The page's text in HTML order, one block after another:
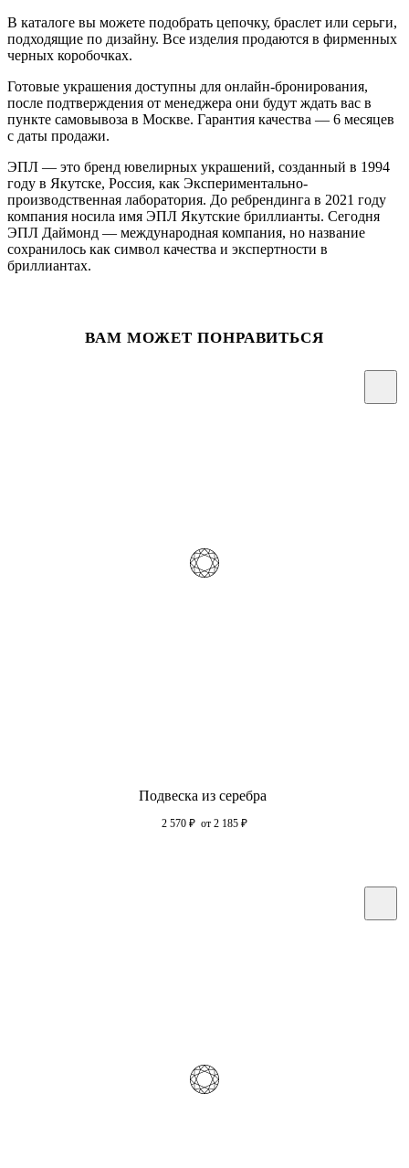
В каталоге вы можете подобрать цепочку, браслет или серьги,
подходящие по дизайну. Все изделия продаются в фирменных
черных коробочках.
Готовые украшения доступны для онлайн-бронирования,
после подтверждения от менеджера они будут ждать вас в
пункте самовывоза в Москве. Гарантия качества — 6 месяцев
с даты продажи.
ЭПЛ — это бренд ювелирных украшений, созданный в 1994
году в Якутске, Россия, как Экспериментально-
производственная лаборатория. До ребрендинга в 2021 году
компания носила имя ЭПЛ Якутские бриллианты. Сегодня
ЭПЛ Даймонд — международная компания, но название
сохранилось как символ качества и экспертности в
бриллиантах.
ВАМ МОЖЕТ ПОНРАВИТЬСЯ
Подвеска из серебра
2 570 ₽ от 2 185 ₽